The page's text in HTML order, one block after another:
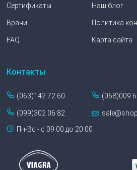
Сертификаты
Врачи
FAQ
Наш блог
Политика
Карта сайта
Контакты
(063)142 72 60 (068)009
(099)302 06 82
Пн-Вс - с 09:00 до 20:00